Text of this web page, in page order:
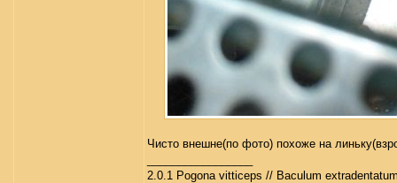
Чисто внешне(по фото) похоже на
2.0.1 Pogona vitticeps // Baculum